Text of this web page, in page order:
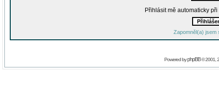
Přihlásit mě automaticky
Zapomněl(a) jsem
Powered byphpBB© 2001,